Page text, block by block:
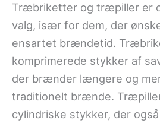
Træbriketter og træpiller er
valg, især for dem, der
ensartet brændetid.
komprimerede stykker af
der brænder længere og
traditionelt brænde.
cylindriske stykker, der